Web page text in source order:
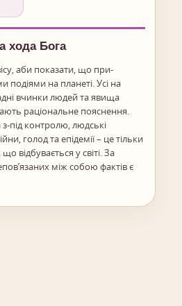
хода Бога
аби показати, що при­
подіями на планеті. Усі на
вчинки людей та явища
раціональне пояснення.
під контролю, людські
голод та епідемії – це тільки
відбувається у світі. За
між собою фактів є